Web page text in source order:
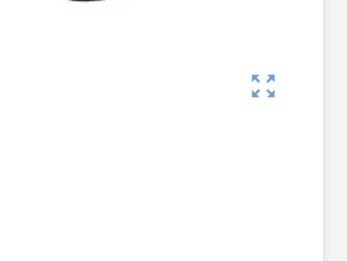
zoom_out_map